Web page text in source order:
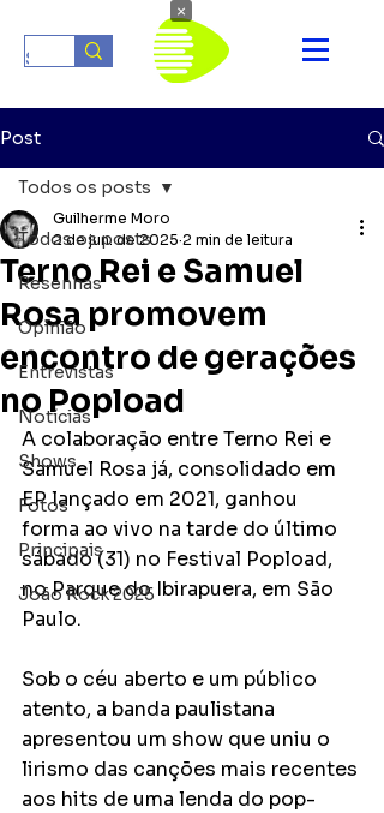
Post
Todos os posts
Resenhas
Opinião
Entrevistas
Notícias
Shows
Fotos
Principais
João Rock 2025
Todos os posts
Terno Rei e Samuel
Rosa promovem
encontro de gerações
no Popload
Guilherme Moro
2 de jun. de 2025 2 min de leitura
A colaboração entre Terno Rei e
Samuel Rosa já, consolidado em
EP lançado em 2021, ganhou
forma ao vivo na tarde do último
sábado (31) no Festival Popload,
no Parque do Ibirapuera, em São
Paulo.
Sob o céu aberto e um público
atento, a banda paulistana
apresentou um show que uniu o
lirismo das canções mais recentes
aos hits de uma lenda do pop-
×